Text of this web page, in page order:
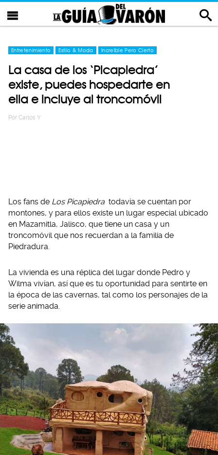
Entretenimiento Estilo & Moda Increíble Pero Cierto
La casa de los ‘Picapiedra’
existe, puedes hospedarte en
ella e incluye al troncomóvil
Por Carlos Y
Los fans de Los Picapiedra todavía se cuentan por
montones, y para ellos existe un lugar especial ubicado
en Mazamitla, Jalisco, que tiene un casa y un
troncomóvil que nos recuerdan a la familia de
Piedradura.
La vivienda es una réplica del lugar donde Pedro y
Wilma vivían, así que es tu oportunidad para sentirte en
la época de las cavernas, tal como los personajes de la
serie animada.